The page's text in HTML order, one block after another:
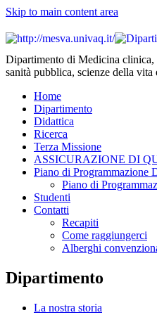
Skip to main content area
Dipartimento di Medicina clinica,
sanità pubblica, scienze della vita
Home
Dipartimento
Didattica
Ricerca
Terza Missione
ASSICURAZIONE DI
Piano di Programmazione
Piano di
Studenti
Contatti
Recapiti
Come raggiungerci
Alberghi
Dipartimento
La nostra storia